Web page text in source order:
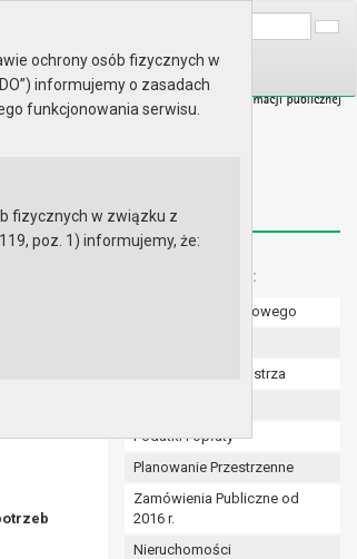
Menu dodatkowe:
Numer konta bankowego
Zarządzenia Burmistrza
Podatki i opłaty
Planowanie Przestrzenne
Zamówienia Publiczne od
2016 r.
Nieruchomości
ochrony osób fizycznych w
informujemy o zasadach
funkcjonowania serwisu.
fizycznych w związku z
poz. 1) informujemy, że:
1875 ze zm.) oraz z